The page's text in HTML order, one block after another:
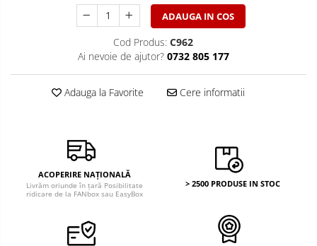
ADAUGA IN COS
Cod Produs: C962
Ai nevoie de ajutor? 0732 805 177
Adauga la Favorite Cere informatii
ACOPERIRE NAȚIONALĂ
Livrăm oriunde în țară Posibilitate
ridicare de la FANbox sau EasyBox
> 2500 PRODUSE IN STOC